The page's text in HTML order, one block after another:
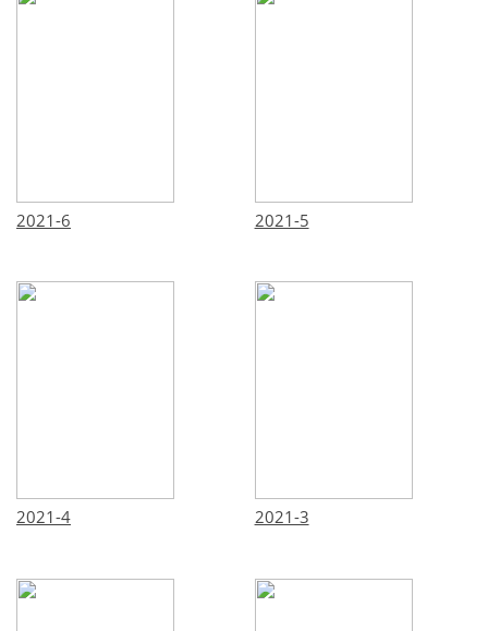
2021-6 2021-5
2021-4 2021-3